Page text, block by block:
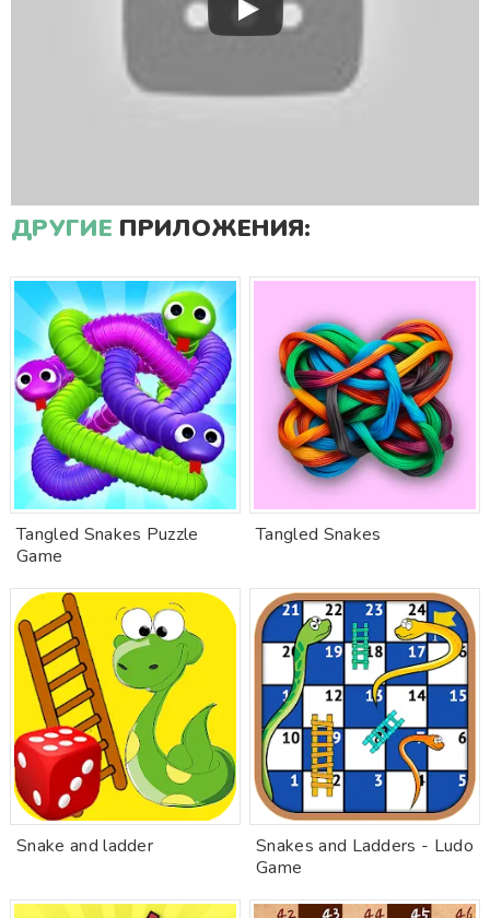
ДРУГИЕ ПРИЛОЖЕНИЯ:
Tangled Snakes Puzzle
Game
Tangled Snakes
Snake and ladder
Snakes and Ladders - Ludo
Game